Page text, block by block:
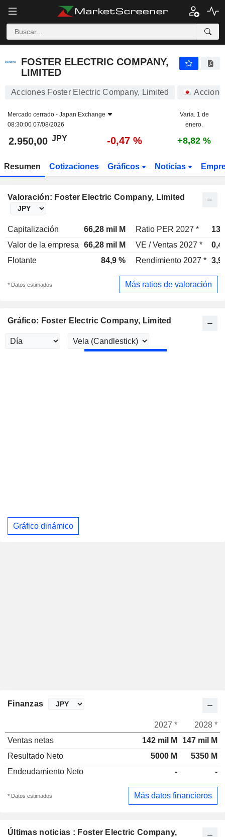
FOSTER ELECTRIC COMPANY,
LIMITED
Acciones Foster Electric Company, Limited
Mercado cerrado - Japan Exchange
08:30:00 07/08/2026
Varia. 1 de
enero.
2.950,00 JPY -0,47 % +8,82 %
Resumen Cotizaciones Gráficos Noticias
Valoración: Foster Electric Company, Limited
Capitalización 66,28 mil M Ratio PER 2027 *
Valor de la empresa
66,28 mil M VE / Ventas 2027 *
Flotante
84,9 % Rendimiento 2027 * 3,9
* Datos estimados Más ratios de valoración
Gráfico: Foster Electric Company, Limited
Gráfico dinámico
Últimas noticias : Foster Electric Company,
Finanzas
2027 *
2028 *
Ventas netas
142 mil M
147 mil M
Resultado Neto
5000 M
5350 M
Endeudamiento Neto
- -
* Datos estimados Más datos financieros